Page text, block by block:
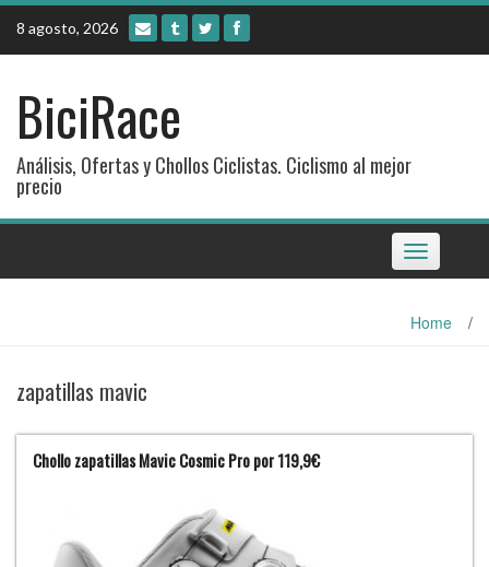
Skip
content
8 agosto, 2026
BiciRace
Análisis, Ofertas y Chollos Ciclistas. Ciclismo al mejor
precio
Toggle
navigation
Home /
zapatillas mavic
Chollo zapatillas Mavic Cosmic Pro por 119,9€